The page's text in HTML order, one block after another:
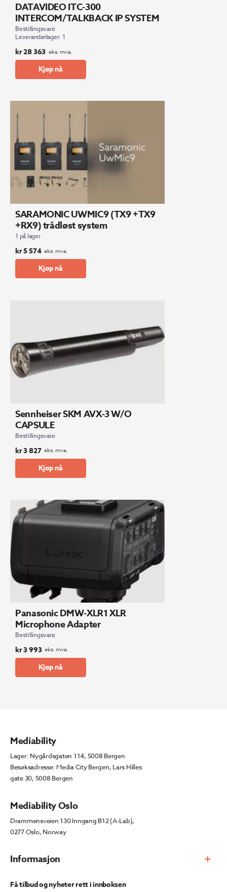
DATAVIDEO ITC-300
INTERCOM/TALKBACK IP SYSTEM
Bestillingsvare
Leverandørlager: 1
kr28 363 eks. mva.
Kjøp nå
SARAMONIC UWMIC9 (TX9 +TX9
+RX9) trådløst system
1 på lager
kr5 574 eks. mva.
Kjøp nå
Sennheiser SKM AVX-3 W/O
CAPSULE
Bestillingsvare
kr3 827 eks. mva.
Kjøp nå
Panasonic DMW-XLR1 XLR
Microphone Adapter
Bestillingsvare
kr3 993 eks. mva.
Kjøp nå
Informasjon
Mediability
Lager: Nygårdsgaten 114, 5008 Bergen
Besøksadresse: Media City Bergen, Lars Hilles
gate 30, 5008 Bergen
Mediability Oslo
Drammensveien 130 Inngang B12 (A-Lab),
0277 Oslo, Norway
Få tilbud og nyheter rett i innboksen